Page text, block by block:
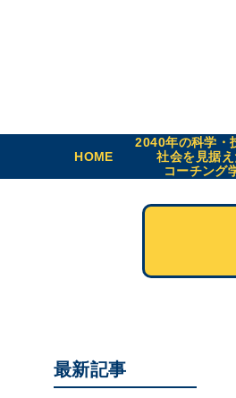
HOME
2040年の科学・
社会を見据え
コーチング
最新記事